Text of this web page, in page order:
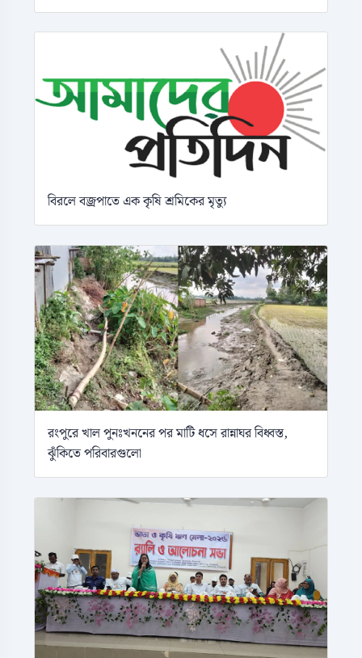
বিরলে বজ্রপাতে এক কৃষি শ্রমিকের মৃত্যু
রংপুরে খাল পুনঃখননের পর মাটি ধসে রান্নাঘর বিধ্বস্ত,
ঝুঁকিতে পরিবারগুলো